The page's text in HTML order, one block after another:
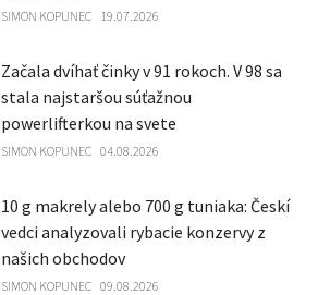
SIMON KOPUNEC 19.07.2026
Začala dvíhať činky v 91 rokoch. V 98 sa
stala najstaršou súťažnou
powerlifterkou na svete
SIMON KOPUNEC 04.08.2026
10 g makrely alebo 700 g tuniaka: Českí
vedci analyzovali rybacie konzervy z
našich obchodov
SIMON KOPUNEC 09.08.2026